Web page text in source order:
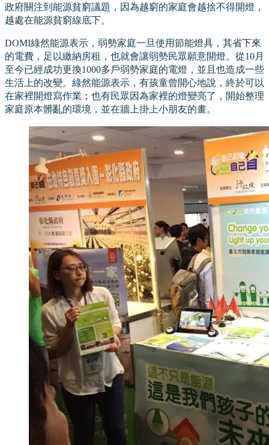
政府關注到能源貧窮議題，因為越窮的家庭會越捨不得開燈，
越處在能源貧窮線底下。
DOMI綠然能源表示，弱勢家庭一旦使用節能燈具，其省下來
的電費，足以繳納房租，也就會讓弱勢民眾願意開燈。從10月
至今已經成功更換1000多戶弱勢家庭的電燈，並且也造成一些
生活上的改變。綠然能源表示，有孩童曾開心地說，終於可以
在家裡開燈寫作業；也有民眾因為家裡的燈變亮了，開始整理
家庭原本髒亂的環境，並在牆上掛上小朋友的畫。